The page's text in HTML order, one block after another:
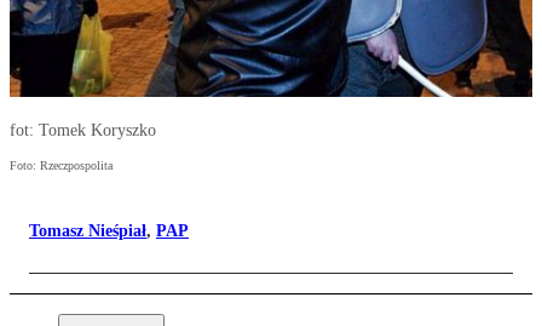
fot: Tomek Koryszko
Foto: Rzeczpospolita
Tomasz Nieśpiał, PAP